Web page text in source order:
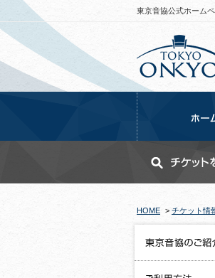
東京音協公式ホーム
HOME > チケット情